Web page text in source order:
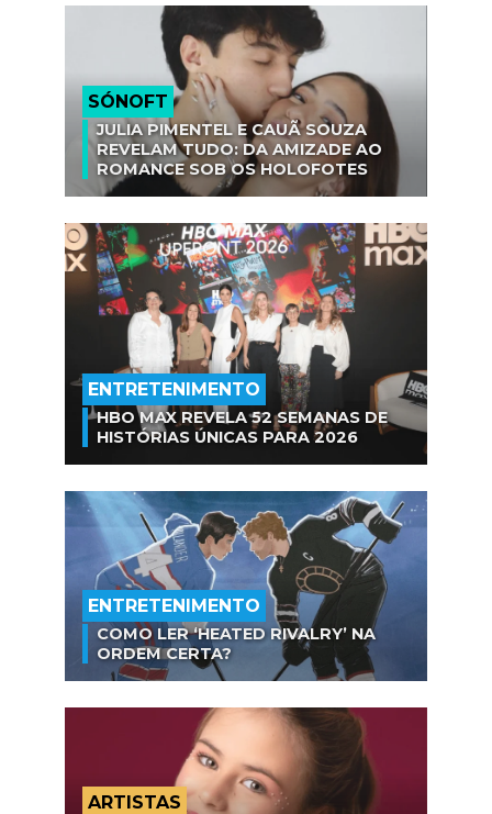
SÓNOFT
JULIA PIMENTEL E CAUÃ SOUZA
REVELAM TUDO: DA AMIZADE AO
ROMANCE SOB OS HOLOFOTES
ENTRETENIMENTO
HBO MAX REVELA 52 SEMANAS DE
HISTÓRIAS ÚNICAS PARA 2026
ENTRETENIMENTO
COMO LER ‘HEATED RIVALRY’ NA
ORDEM CERTA?
ARTISTAS